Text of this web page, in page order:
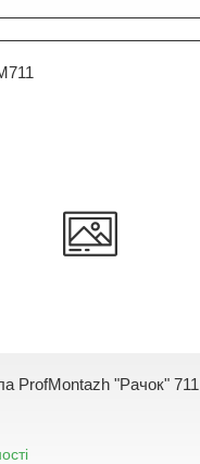
ProfMontazh "Рачок" 711